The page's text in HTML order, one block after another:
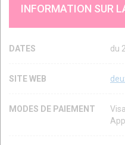
INFORMATION SUR
DATES du
SITE WEB
MODES DE PAIEMENT